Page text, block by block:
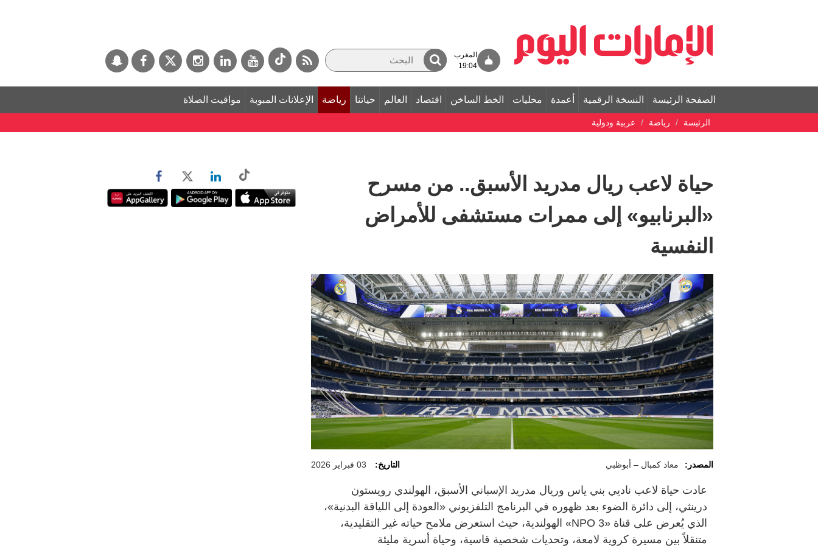
المغرب
19:04
الصفحة الرئيسة النسخة الرقمية أعمدة محليات الخط الساخن اقتصاد العالم حياتنا رياضة الإعلانات المبوبة مواقيت الصلاة
الرئيسة رياضة عربية ودولية
حياة لاعب ريال مدريد الأسبق.. من مسرح
«البرنابيو» إلى ممرات مستشفى للأمراض
النفسية
المصدر: معاذ كمبال – أبوظبي التاريخ: 03 فبراير 2026
عادت حياة لاعب ناديي بني ياس وريال مدريد الإسباني الأسبق، الهولندي رويستون
درينثي، إلى دائرة الضوء بعد ظهوره في البرنامج التلفزيوني «العودة إلى اللياقة البدنية»،
الذي يُعرض على قناة «NPO 3» الهولندية، حيث استعرض ملامح حياته غير التقليدية،
متنقلاً بين مسيرة كروية لامعة، وتحديات شخصية قاسية، وحياة أسرية مليئة